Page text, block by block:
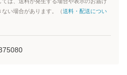
い場合があります。（送料・配送につい